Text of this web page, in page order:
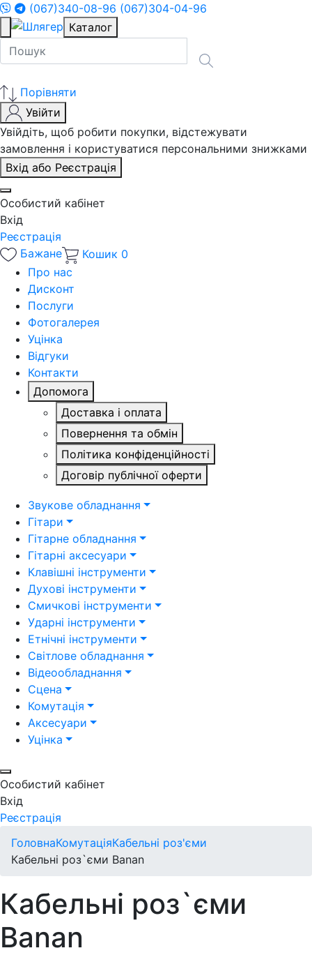
(067)340-08-96 (067)304-04-96
Каталог
Порівняти
Увійти
Увійдіть, щоб робити покупки, відстежувати
замовлення і користуватися персональними знижками
Вхід або Реєстрація
Особистий кабінет
Вхід
Реєстрація
Бажане
Кошик 0
Про нас
Дисконт
Послуги
Фотогалерея
Уцінка
Відгуки
Контакти
Допомога
Доставка і оплата
Повернення та обмін
Політика конфіденційності
Договір публічної оферти
Звукове обладнання
Гітари
Гітарне обладнання
Гітарні аксесуари
Клавішні інструменти
Духові інструменти
Смичкові інструменти
Ударні інструменти
Етнічні інструменти
Світлове обладнання
Відеообладнання
Сцена
Комутація
Аксесуари
Уцінка
Особистий кабінет
Вхід
Реєстрація
ГоловнаКомутаціяКабельні роз'єми
Кабельні роз`єми Banan
Кабельні роз`єми
Banan